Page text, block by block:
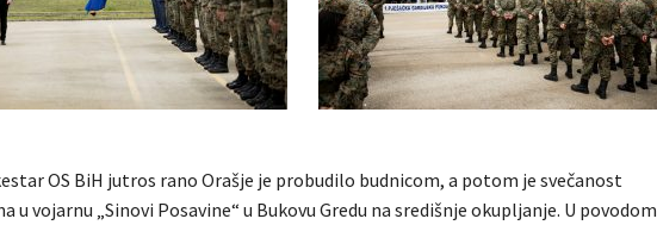
OS BiH jutros rano Orašje je probudilo budnicom, a potom je svečanost
u vojarnu „Sinovi Posavine“ u Bukovu Gredu na središnje okupljanje. U povodom